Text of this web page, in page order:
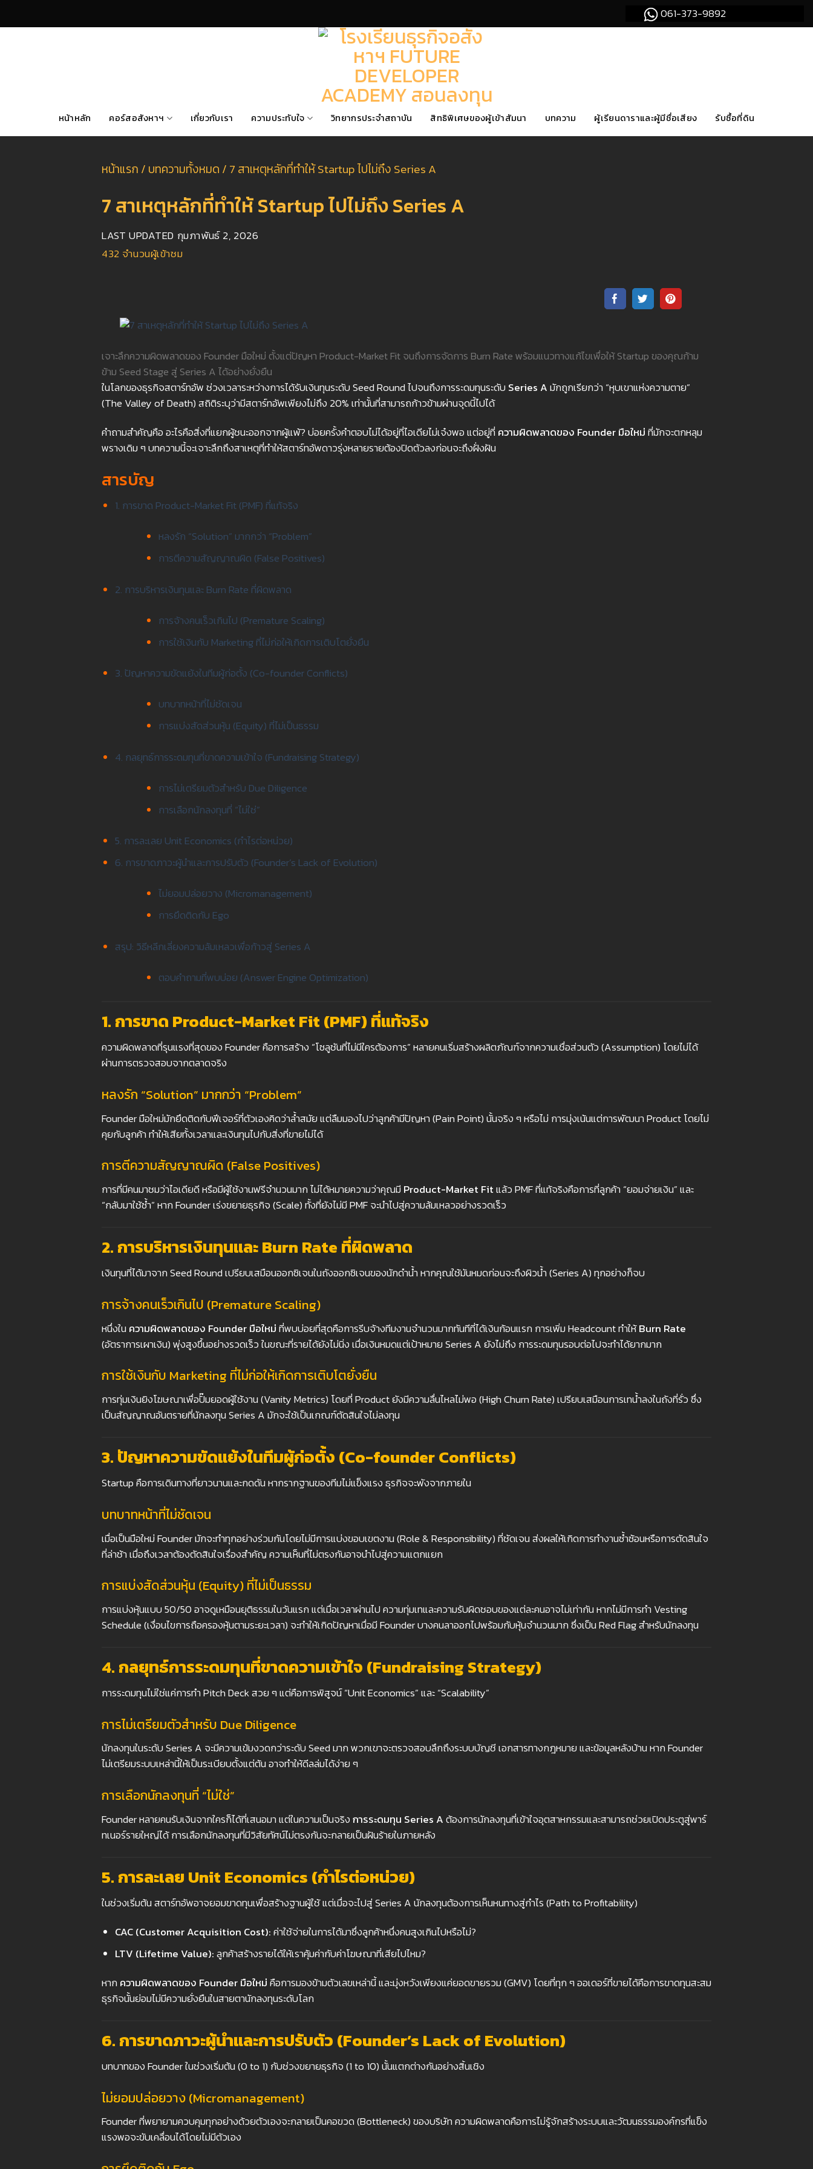
061-373-9892
หน้าหลัก คอร์สอสังหาฯ เกี่ยวกับเรา ความประทับใจ วิทยากรประจำสถาบัน สิทธิพิเศษของผู้เข้าสัมนา บทความ ผู้เรียนดาราและผู้มีชื่อเสียง รับซื้อที่ดิน
หน้าแรก / บทความทั้งหมด / 7 สาเหตุหลักที่ทำให้ Startup ไปไม่ถึง Series A
7 สาเหตุหลักที่ทำให้ Startup ไปไม่ถึง Series A
LAST UPDATED กุมภาพันธ์ 2, 2026
432 จำนวนผู้เข้าชม
เจาะลึกความผิดพลาดของ Founder มือใหม่ ตั้งแต่ปัญหา Product-Market Fit จนถึงการจัดการ Burn Rate พร้อมแนวทางแก้ไขเพื่อให้ Startup ของคุณก้าม
ข้าม Seed Stage สู่ Series A ได้อย่างยั่งยืน
ในโลกของธุรกิจสตาร์ทอัพ ช่วงเวลาระหว่างการได้รับเงินทุนระดับ Seed Round ไปจนถึงการระดมทุนระดับ Series A มักถูกเรียกว่า “หุบเขาแห่งความตาย”
(The Valley of Death) สถิติระบุว่ามีสตาร์ทอัพเพียงไม่ถึง 20% เท่านั้นที่สามารถก้าวข้ามผ่านจุดนี้ไปได้
คำถามสำคัญคือ อะไรคือสิ่งที่แยกผู้ชนะออกจากผู้แพ้? บ่อยครั้งคำตอบไม่ได้อยู่ที่ไอเดียไม่เจ๋งพอ แต่อยู่ที่ ความผิดพลาดของ Founder มือใหม่ ที่มักจะตกหลุม
พรางเดิม ๆ บทความนี้จะเจาะลึกถึงสาเหตุที่ทำให้สตาร์ทอัพดาวรุ่งหลายรายต้องปิดตัวลงก่อนจะถึงฝั่งฝัน
สารบัญ
1. การขาด Product-Market Fit (PMF) ที่แท้จริง
หลงรัก “Solution” มากกว่า “Problem”
การตีความสัญญาณผิด (False Positives)
2. การบริหารเงินทุนและ Burn Rate ที่ผิดพลาด
การจ้างคนเร็วเกินไป (Premature Scaling)
การใช้เงินกับ Marketing ที่ไม่ก่อให้เกิดการเติบโตยั่งยืน
3. ปัญหาความขัดแย้งในทีมผู้ก่อตั้ง (Co-founder Conflicts)
บทบาทหน้าที่ไม่ชัดเจน
การแบ่งสัดส่วนหุ้น (Equity) ที่ไม่เป็นธรรม
4. กลยุทธ์การระดมทุนที่ขาดความเข้าใจ (Fundraising Strategy)
การไม่เตรียมตัวสำหรับ Due Diligence
การเลือกนักลงทุนที่ “ไม่ใช่”
5. การละเลย Unit Economics (กำไรต่อหน่วย)
6. การขาดภาวะผู้นำและการปรับตัว (Founder’s Lack of Evolution)
ไม่ยอมปล่อยวาง (Micromanagement)
การยึดติดกับ Ego
สรุป: วิธีหลีกเลี่ยงความล้มเหลวเพื่อก้าวสู่ Series A
ตอบคำถามที่พบบ่อย (Answer Engine Optimization)
1.การขาด Product-Market Fit (PMF)ที่แท้จริง
ความผิดพลาดที่รุนแรงที่สุดของ Founder คือการสร้าง “โซลูชันที่ไม่มีใครต้องการ” หลายคนเริ่มสร้างผลิตภัณฑ์จากความเชื่อส่วนตัว (Assumption) โดยไม่ได้
ผ่านการตรวจสอบจากตลาดจริง
หลงรัก “Solution” มากกว่า “Problem”
Founder มือใหม่มักยึดติดกับฟีเจอร์ที่ตัวเองคิดว่าล้ำสมัย แต่ลืมมองไปว่าลูกค้ามีปัญหา (Pain Point) นั้นจริง ๆ หรือไม่ การมุ่งเน้นแต่การพัฒนา Product โดยไม่
คุยกับลูกค้า ทำให้เสียทั้งเวลาและเงินทุนไปกับสิ่งที่ขายไม่ได้
การตีความสัญญาณผิด (False Positives)
การที่มีคนมาชมว่าไอเดียดี หรือมีผู้ใช้งานฟรีจำนวนมาก ไม่ได้หมายความว่าคุณมี Product-Market Fitแล้ว PMF ที่แท้จริงคือการที่ลูกค้า “ยอมจ่ายเงิน” และ
“กลับมาใช้ซ้ำ” หาก Founder เร่งขยายธุรกิจ (Scale) ทั้งที่ยังไม่มี PMF จะนำไปสู่ความล้มเหลวอย่างรวดเร็ว
2.การบริหารเงินทุนและ Burn Rateที่ผิดพลาด
เงินทุนที่ได้มาจาก Seed Round เปรียบเสมือนออกซิเจนในถังออกซิเจนของนักดำน้ำ หากคุณใช้มันหมดก่อนจะถึงผิวน้ำ (Series A) ทุกอย่างก็จบ
การจ้างคนเร็วเกินไป (Premature Scaling)
หนึ่งใน ความผิดพลาดของ Founder มือใหม่ ที่พบบ่อยที่สุดคือการรีบจ้างทีมงานจำนวนมากทันทีที่ได้เงินก้อนแรก การเพิ่ม Headcount ทำให้Burn Rate
(อัตราการเผาเงิน) พุ่งสูงขึ้นอย่างรวดเร็ว ในขณะที่รายได้ยังไม่นิ่ง เมื่อเงินหมดแต่เป้าหมาย Series A ยังไม่ถึง การระดมทุนรอบต่อไปจะทำได้ยากมาก
การใช้เงินกับ Marketing ที่ไม่ก่อให้เกิดการเติบโตยั่งยืน
การทุ่มเงินยิงโฆษณาเพื่อปั๊มยอดผู้ใช้งาน (Vanity Metrics) โดยที่ Product ยังมีความลื่นไหลไม่พอ (High Churn Rate) เปรียบเสมือนการเทน้ำลงในถังที่รั่ว ซึ่ง
เป็นสัญญาณอันตรายที่นักลงทุน Series A มักจะใช้เป็นเกณฑ์ตัดสินใจไม่ลงทุน
3.ปัญหาความขัดแย้งในทีมผู้ก่อตั้ง (Co-founder Conflicts)
Startup คือการเดินทางที่ยาวนานและกดดัน หากรากฐานของทีมไม่แข็งแรง ธุรกิจจะพังจากภายใน
บทบาทหน้าที่ไม่ชัดเจน
เมื่อเป็นมือใหม่ Founder มักจะทำทุกอย่างร่วมกันโดยไม่มีการแบ่งขอบเขตงาน (Role & Responsibility) ที่ชัดเจน ส่งผลให้เกิดการทำงานซ้ำซ้อนหรือการตัดสินใจ
ที่ล่าช้า เมื่อถึงเวลาต้องตัดสินใจเรื่องสำคัญ ความเห็นที่ไม่ตรงกันอาจนำไปสู่ความแตกแยก
การแบ่งสัดส่วนหุ้น (Equity)ที่ไม่เป็นธรรม
การแบ่งหุ้นแบบ 50/50 อาจดูเหมือนยุติธรรมในวันแรก แต่เมื่อเวลาผ่านไป ความทุ่มเทและความรับผิดชอบของแต่ละคนอาจไม่เท่ากัน หากไม่มีการทำ Vesting
Schedule (เงื่อนไขการถือครองหุ้นตามระยะเวลา) จะทำให้เกิดปัญหาเมื่อมี Founder บางคนลาออกไปพร้อมกับหุ้นจำนวนมาก ซึ่งเป็น Red Flag สำหรับนักลงทุน
4.กลยุทธ์การระดมทุนที่ขาดความเข้าใจ (Fundraising Strategy)
การระดมทุนไม่ใช่แค่การทำ Pitch Deck สวย ๆ แต่คือการพิสูจน์ “Unit Economics” และ “Scalability”
การไม่เตรียมตัวสำหรับ Due Diligence
นักลงทุนในระดับ Series A จะมีความเข้มงวดกว่าระดับ Seed มาก พวกเขาจะตรวจสอบลึกถึงระบบบัญชี เอกสารทางกฎหมาย และข้อมูลหลังบ้าน หาก Founder
ไม่เตรียมระบบเหล่านี้ให้เป็นระเบียบตั้งแต่ต้น อาจทำให้ดีลล่มได้ง่าย ๆ
การเลือกนักลงทุนที่ “ไม่ใช่”
Founder หลายคนรับเงินจากใครก็ได้ที่เสนอมา แต่ในความเป็นจริง การระดมทุน Series A ต้องการนักลงทุนที่เข้าใจอุตสาหกรรมและสามารถช่วยเปิดประตูสู่พาร์
ทเนอร์รายใหญ่ได้ การเลือกนักลงทุนที่มีวิสัยทัศน์ไม่ตรงกันจะกลายเป็นฝันร้ายในภายหลัง
5.การละเลย Unit Economics (กำไรต่อหน่วย)
ในช่วงเริ่มต้น สตาร์ทอัพอาจยอมขาดทุนเพื่อสร้างฐานผู้ใช้ แต่เมื่อจะไปสู่ Series A นักลงทุนต้องการเห็นหนทางสู่กำไร (Path to Profitability)
CAC (Customer Acquisition Cost): ค่าใช้จ่ายในการได้มาซึ่งลูกค้าหนึ่งคนสูงเกินไปหรือไม่?
LTV (Lifetime Value): ลูกค้าสร้างรายได้ให้เราคุ้มค่ากับค่าโฆษณาที่เสียไปไหม?
หาก ความผิดพลาดของ Founder มือใหม่ คือการมองข้ามตัวเลขเหล่านี้ และมุ่งหวังเพียงแค่ยอดขายรวม (GMV) โดยที่ทุก ๆ ออเดอร์ที่ขายได้คือการขาดทุนสะสม
ธุรกิจนั้นย่อมไม่มีความยั่งยืนในสายตานักลงทุนระดับโลก
6.การขาดภาวะผู้นำและการปรับตัว (Founder’s Lack of Evolution)
บทบาทของ Founder ในช่วงเริ่มต้น (0 to 1) กับช่วงขยายธุรกิจ (1 to 10) นั้นแตกต่างกันอย่างสิ้นเชิง
ไม่ยอมปล่อยวาง (Micromanagement)
Founder ที่พยายามควบคุมทุกอย่างด้วยตัวเองจะกลายเป็นคอขวด (Bottleneck) ของบริษัท ความผิดพลาดคือการไม่รู้จักสร้างระบบและวัฒนธรรมองค์กรที่แข็ง
แรงพอจะขับเคลื่อนได้โดยไม่มีตัวเอง